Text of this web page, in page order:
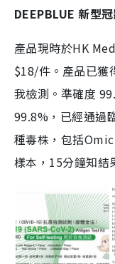
DEEPBLUE 新型
產品現時於HK
$18/件。產品已獲
我檢測。準確度
99.8%，已經通過
種毒株，包括
樣本，15分鐘知結